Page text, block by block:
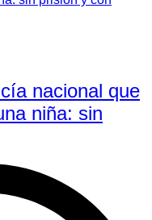
nacional que
niña: sin